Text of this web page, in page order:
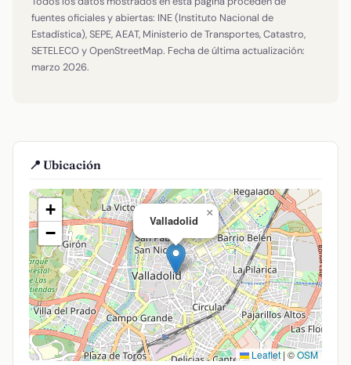
fuentes oficiales y abiertas: INE (Instituto Nacional de
Estadística), SEPE, AEAT, Ministerio de Transportes, Catastro,
SETELECO y OpenStreetMap. Fecha de última actualización:
marzo 2026.
📍 Ubicación
Valladolid
×
+
−
Leaflet | ©OSM